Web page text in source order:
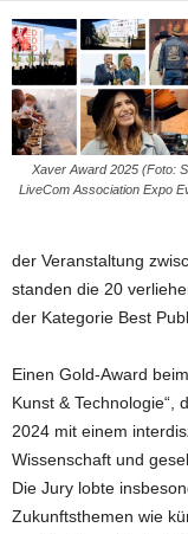
Xaver Award 2025 (Foto:
LiveCom Association Expo
der Veranstaltung
standen die 20
der Kategorie Best
Einen Gold-Award beim
Kunst & Technologie“,
2024 mit einem
Wissenschaft und
Die Jury lobte
Zukunftsthemen wie